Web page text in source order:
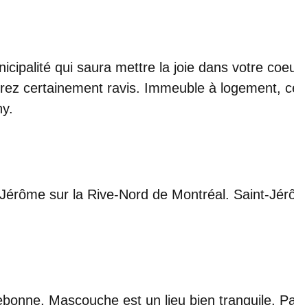
qui saura mettre la joie dans votre
certainement ravis. Immeuble à logement,
sur la Rive-Nord de Montréal. Saint-
Mascouche est un lieu bien tranquile.